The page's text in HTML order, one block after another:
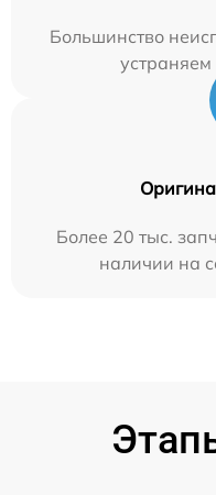
Большинство
устраняем
Более 20 тыс.
наличии на